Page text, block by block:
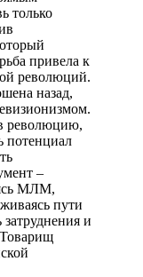
только
привела к
революций.
назад,
революцию,
потенциал
–
МЛМ,
пути
и